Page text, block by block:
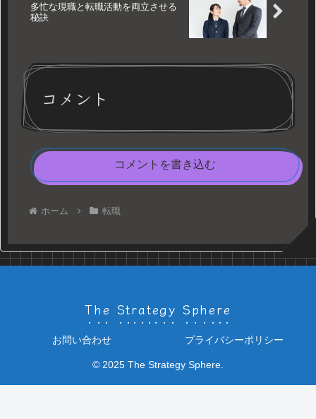
多忙な現職と転職活動を両立させる
秘訣
コメント
コメントを書き込む
ホーム 転職
The Strategy Sphere
お問い合わせ プライバシーポリシー
© 2025 The Strategy Sphere.